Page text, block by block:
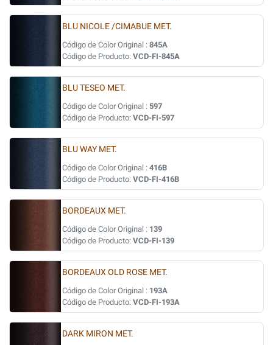
BLU NICOLE /CIMABUE MET.
Código de Color Original : 845A
Código de Producto: VCD-FI-845A
BLU TESEO MET.
Código de Color Original : 597
Código de Producto: VCD-FI-597
BLU WAY MET.
Código de Color Original : 416B
Código de Producto: VCD-FI-416B
BORDEAUX MET.
Código de Color Original : 139
Código de Producto: VCD-FI-139
BORDEAUX OLD ROSE MET.
Código de Color Original : 193A
Código de Producto: VCD-FI-193A
DARK MIRON MET.